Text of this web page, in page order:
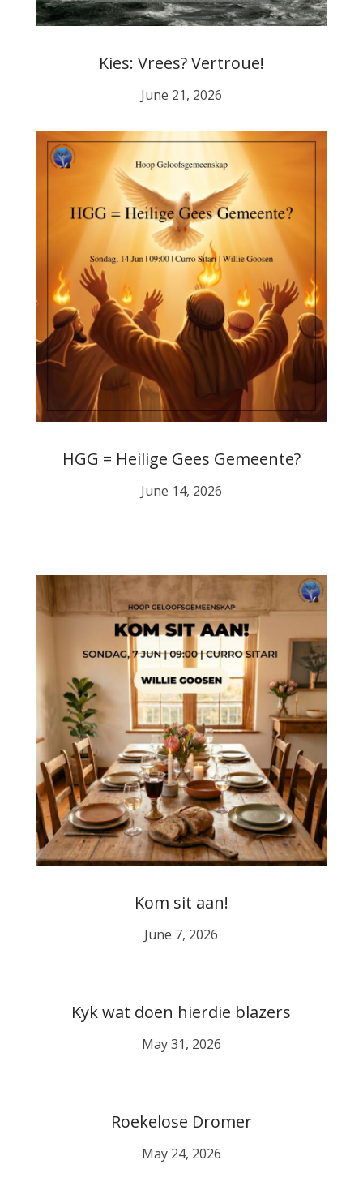
Kies: Vrees? Vertroue!
June 21, 2026
HGG = Heilige Gees Gemeente?
June 14, 2026
Kom sit aan!
June 7, 2026
Kyk wat doen hierdie blazers
May 31, 2026
Roekelose Dromer
May 24, 2026